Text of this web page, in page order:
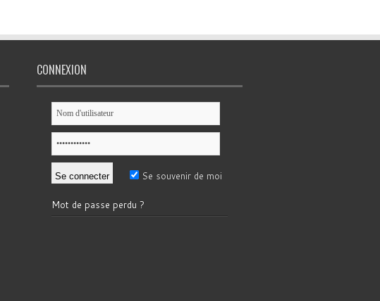
CONNEXION
Se souvenir de moi
Mot de passe perdu ?